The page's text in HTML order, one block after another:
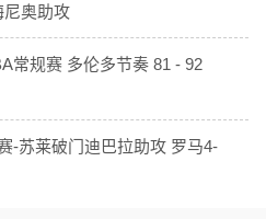
尼奥助攻
常规赛 多伦多节奏 81 - 92
-苏莱破门迪巴拉助攻 罗马4-